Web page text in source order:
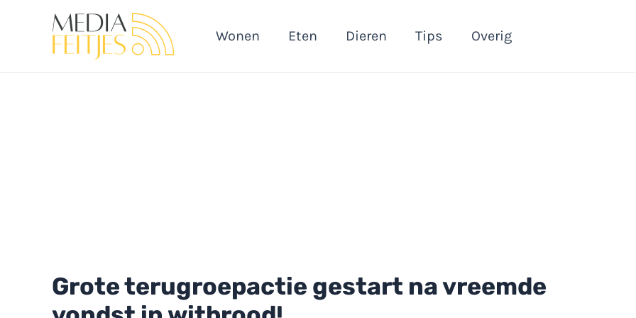
Wonen Eten Dieren Tips Overig
Grote terugroepactie gestart na vreemde